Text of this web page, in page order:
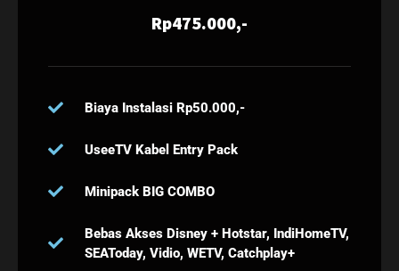
Rp475.000,-
Biaya Instalasi Rp50.000,-
UseeTV Kabel Entry Pack
Minipack BIG COMBO
Bebas Akses Disney + Hotstar, IndiHomeTV,
SEAToday, Vidio, WETV, Catchplay+